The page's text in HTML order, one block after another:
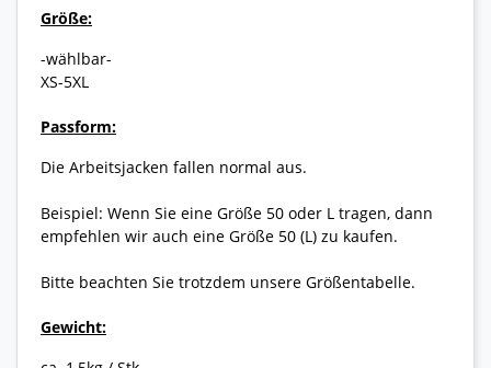
Größe:
-wählbar-
XS-5XL
Passform:
Die Arbeitsjacken fallen normal aus.
Beispiel: Wenn Sie eine Größe 50 oder L tragen, dann
empfehlen wir auch eine Größe 50 (L) zu kaufen.
Bitte beachten Sie trotzdem unsere Größentabelle.
Gewicht: